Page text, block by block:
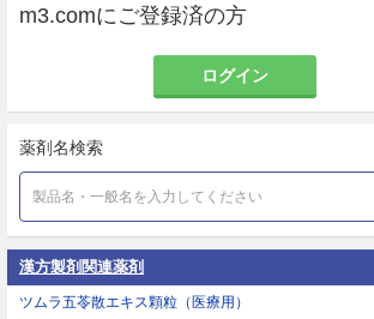
m3.comにご登録済の方
ログイン
薬剤名検索
漢方製剤関連薬剤
ツムラ五苓散エキス顆粒（医療用）